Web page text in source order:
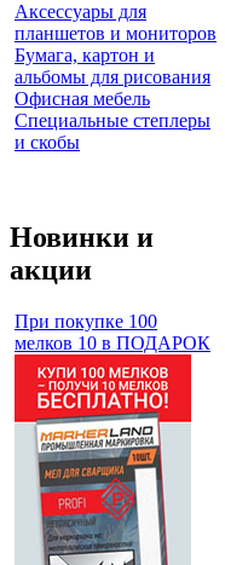
Аксессуары для
планшетов и мониторов
Бумага, картон и
альбомы для рисования
Офисная мебель
Специальные степлеры
и скобы
Новинки и
акции
При покупке 100
мелков 10 в ПОДАРОК